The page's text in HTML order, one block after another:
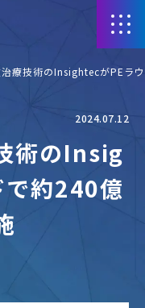
療技術のInsightecがPEラ
2024.07.12
術のInsig
約240億